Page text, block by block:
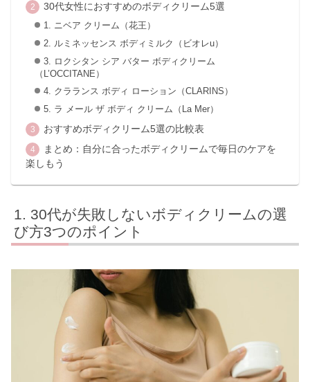
30代女性におすすめのボディクリーム5選
1. ニベア クリーム（花王）
2. ルミネッセンス ボディミルク（ビオレu）
3. ロクシタン シア バター ボディクリーム
（L’OCCITANE）
4. クラランス ボディ ローション（CLARINS）
5. ラ メール ザ ボディ クリーム（La Mer）
おすすめボディクリーム5選の比較表
まとめ：自分に合ったボディクリームで毎日のケアを
楽しもう
30代が失敗しないボディクリームの選
び方3つのポイント